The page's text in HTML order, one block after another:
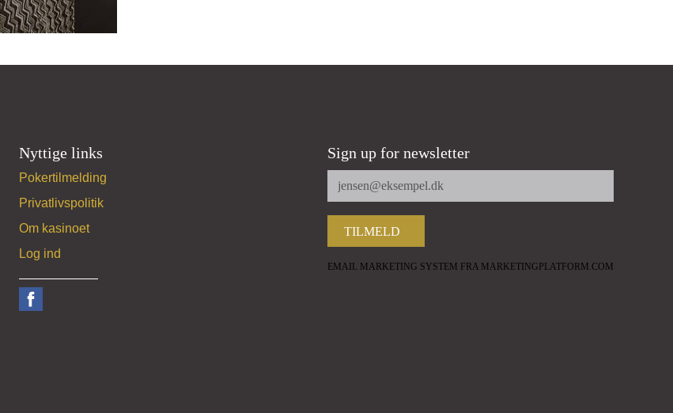
Nyttige links
Pokertilmelding
Privatlivspolitik
Om kasinoet
Log ind
Sign up for newsletter
EMAIL MARKETING SYSTEM FRA MARKETINGPLATFORM.COM